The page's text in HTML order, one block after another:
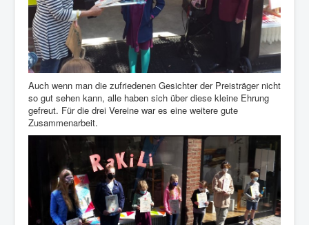
Auch wenn man die zufriedenen Gesichter der Preisträger nicht
so gut sehen kann, alle haben sich über diese kleine Ehrung
gefreut. Für die drei Vereine war es eine weitere gute
Zusammenarbeit.